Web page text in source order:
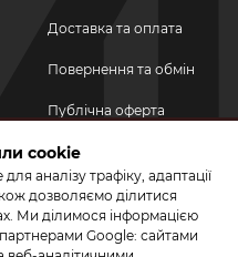
Доставка та оплата
Повернення та обмін
Публічна оферта
Політика
конфіденційності
cookie
аналізу трафіку, адаптації
дозволяємо ділитися
Ми ділимося інформацією
партнерами Google: сайтами